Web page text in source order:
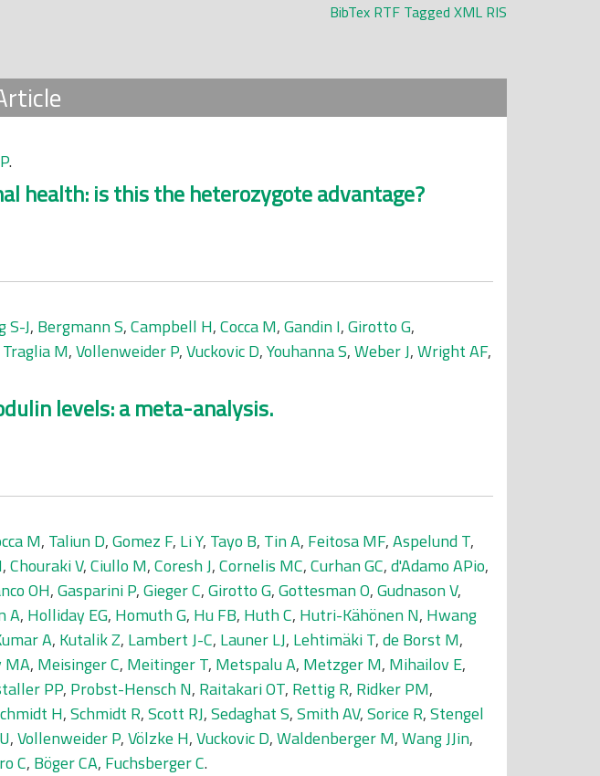
BibTex RTF Tagged XML RIS
.
health: is this the heterozygote advantage?
S-J, Bergmann S,Campbell H,Cocca M,Gandin I,Girotto G,
Traglia M,Vollenweider P,Vuckovic D,Youhanna S,Weber J,Wright AF,
levels: a meta-analysis.
M, Taliun D,Gomez F, Li Y, Tayo B, Tin A, Feitosa MF,Aspelund T,
,Chouraki V,Ciullo M,Coresh J,Cornelis MC,Curhan GC,d'Adamo APio,
OH,Gasparini P,Gieger C,Girotto G,Gottesman O,Gudnason V,
A, Holliday EG, Homuth G, Hu FB, Huth C, Hutri-Kähönen N, Hwang
A, Kutalik Z, Lambert J-C, Launer LJ, Lehtimäki T,de Borst M,
MA, Meisinger C, Meitinger T, Metspalu A, Metzger M, Mihailov E,
PP, Probst-Hensch N, Raitakari OT, Rettig R, Ridker PM,
H,Schmidt R,Scott RJ,Sedaghat S,Smith AV,Sorice R,Stengel
,Vollenweider P,Völzke H,Vuckovic D,Waldenberger M,Wang JJin,
C, Böger CA, Fuchsberger C.